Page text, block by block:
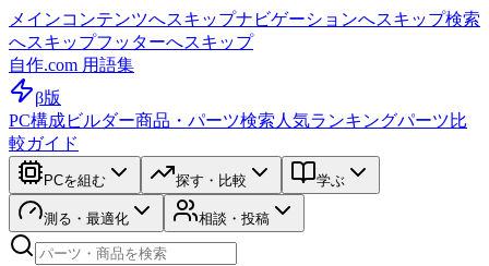
メインコンテンツへスキップナビゲーションへスキップ検索
へスキップフッターへスキップ
自作.com 用語集
β版
PC構成ビルダー商品・パーツ検索 人気ランキングパーツ比
較ガイド
PCを組む 探す・比較 学ぶ
測る・最適化 相談・投稿